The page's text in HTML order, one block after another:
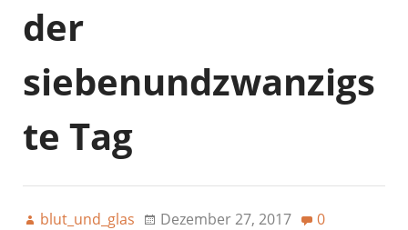
der
siebenundzwanzigs
te Tag
blut_und_glas Dezember 27, 2017 0